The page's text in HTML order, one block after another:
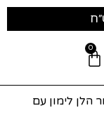
0
הלן לימון עם